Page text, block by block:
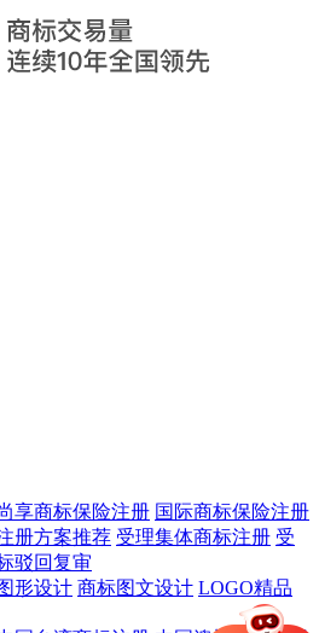
享商标保险注册 国际商标保险注册
册方案推荐 受理集体商标注册 受
驳回复审
形设计 商标图文设计 LOGO精品